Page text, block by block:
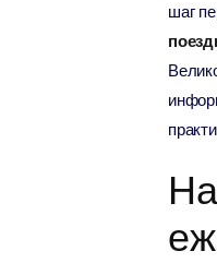
IMG Worlds of
Attraction in
Dhow Cruise
Attraction in
шаг